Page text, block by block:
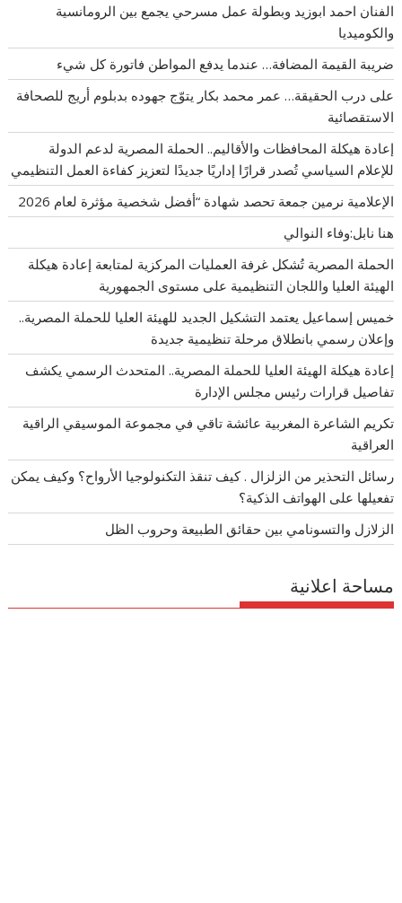
الفنان احمد ابوزيد وبطولة عمل مسرحي يجمع بين الرومانسية
والكوميديا
ضريبة القيمة المضافة… عندما يدفع المواطن فاتورة كل شيء
على درب الحقيقة… عمر محمد بكار يتوّج جهوده بدبلوم أريج للصحافة
الاستقصائية
إعادة هيكلة المحافظات والأقاليم.. الحملة المصرية لدعم الدولة
للإعلام السياسي تُصدر قرارًا إداريًا جديدًا لتعزيز كفاءة العمل التنظيمي
الإعلامية نرمين جمعة تحصد شهادة “أفضل شخصية مؤثرة لعام 2026
هنا نابل:وفاء النوالي
الحملة المصرية تُشكل غرفة العمليات المركزية لمتابعة إعادة هيكلة
الهيئة العليا واللجان التنظيمية على مستوى الجمهورية
خميس إسماعيل يعتمد التشكيل الجديد للهيئة العليا للحملة المصرية..
وإعلان رسمي بانطلاق مرحلة تنظيمية جديدة
إعادة هيكلة الهيئة العليا للحملة المصرية.. المتحدث الرسمي يكشف
تفاصيل قرارات رئيس مجلس الإدارة
تكريم الشاعرة المغربية عائشة تاقي في مجموعة الموسيقي الراقية
العراقية
رسائل التحذير من الزلزال . كيف تنقذ التكنولوجيا الأرواح؟ وكيف يمكن
تفعيلها على الهواتف الذكية؟
الزلازل والتسونامي بين حقائق الطبيعة وحروب الظل
مساحة اعلانية